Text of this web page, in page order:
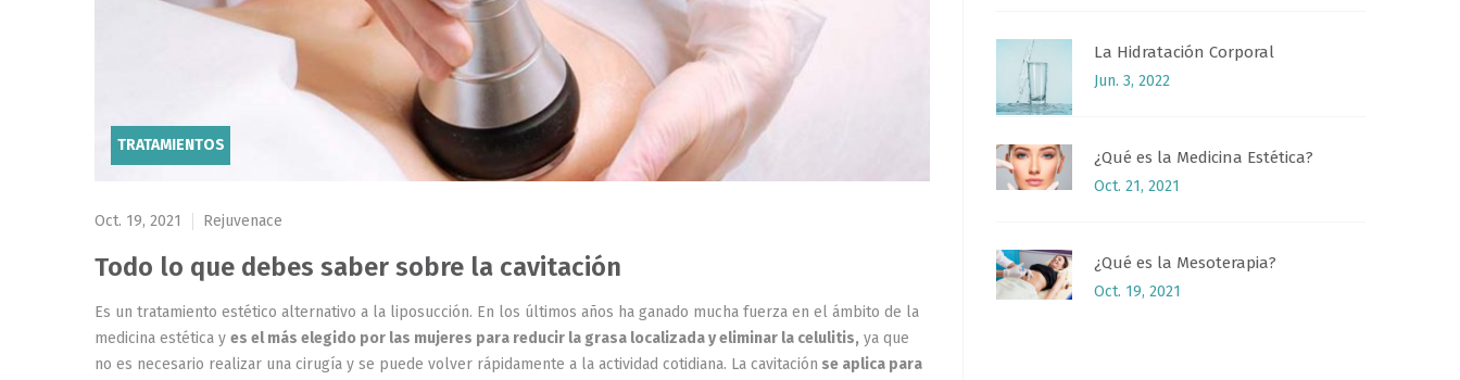
TRATAMIENTOS
Oct. 19, 2021 Rejuvenace
Todo lo que debes saber sobre la cavitación
Es un tratamiento estético alternativo a la liposucción. En los últimos años ha ganado mucha fuerza en el ámbito de la
medicina estética y es el más elegido por las mujeres para reducir la grasa localizada y eliminar la celulitis, ya que
no es necesario realizar una cirugía y se puede volver rápidamente a la actividad cotidiana. La cavitación se aplica para
La Hidratación Corporal
Jun. 3, 2022
¿Qué es la Medicina Estética?
Oct. 21, 2021
¿Qué es la Mesoterapia?
Oct. 19, 2021